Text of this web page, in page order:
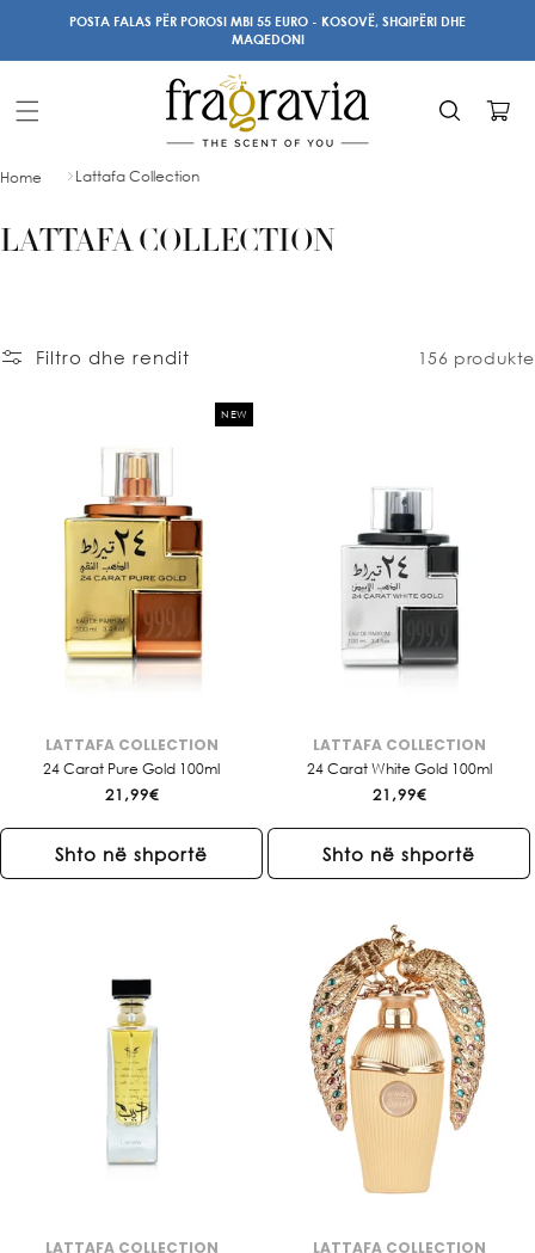
Kalo tePOSTA FALAS PËR POROSI MBI 55 EURO - KOSOVË, SHQIPËRI DHE
MAQEDONI
Karrocë
Home Lattafa Collection
M
E
LATTAFA COLLECTION
Filtro dhe rendit 156 produkte
NEW
Brendi:
LATTAFA COLLECTION
24 Carat Pure Gold 100ml
Çmimi
21,99€
Shto në shportë
Brendi:
LATTAFA COLLECTION
24 Carat White Gold 100ml
Çmimi
21,99€
Shto në shportë
LATTAFA COLLECTION LATTAFA COLLECTION